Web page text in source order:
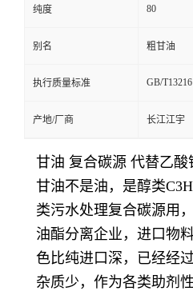
纯度 80
别名 粗甘油
执行质量标准 GB/T13216
产地/厂商 长江江宇
甘油 复合碳源 代替乙酸
甘油不是油，是醇类
类污水处理复合碳源用
油酯分离企业，进口物
色比纯进口深，已经经
杂质少，作为各类助剂